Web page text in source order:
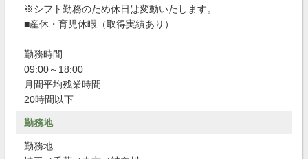
※シフト勤務のため休日は変動いたします。
■産休・育児休暇（取得実績あり）
勤務時間
09:00～18:00
月間平均残業時間
20時間以下
勤務地
勤務地